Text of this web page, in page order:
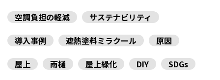
空調負担の軽減
サステナビリティ
導入事例
遮熱塗料ミラクール
原因
屋上
雨樋 屋上緑化 DIY
SDGs